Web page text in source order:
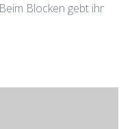
Blocken gebt ihr